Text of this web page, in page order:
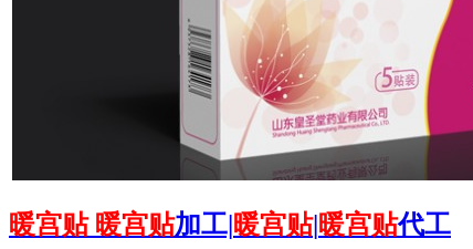
暖宫贴 暖宫贴加工|暖宫贴|暖宫贴代工